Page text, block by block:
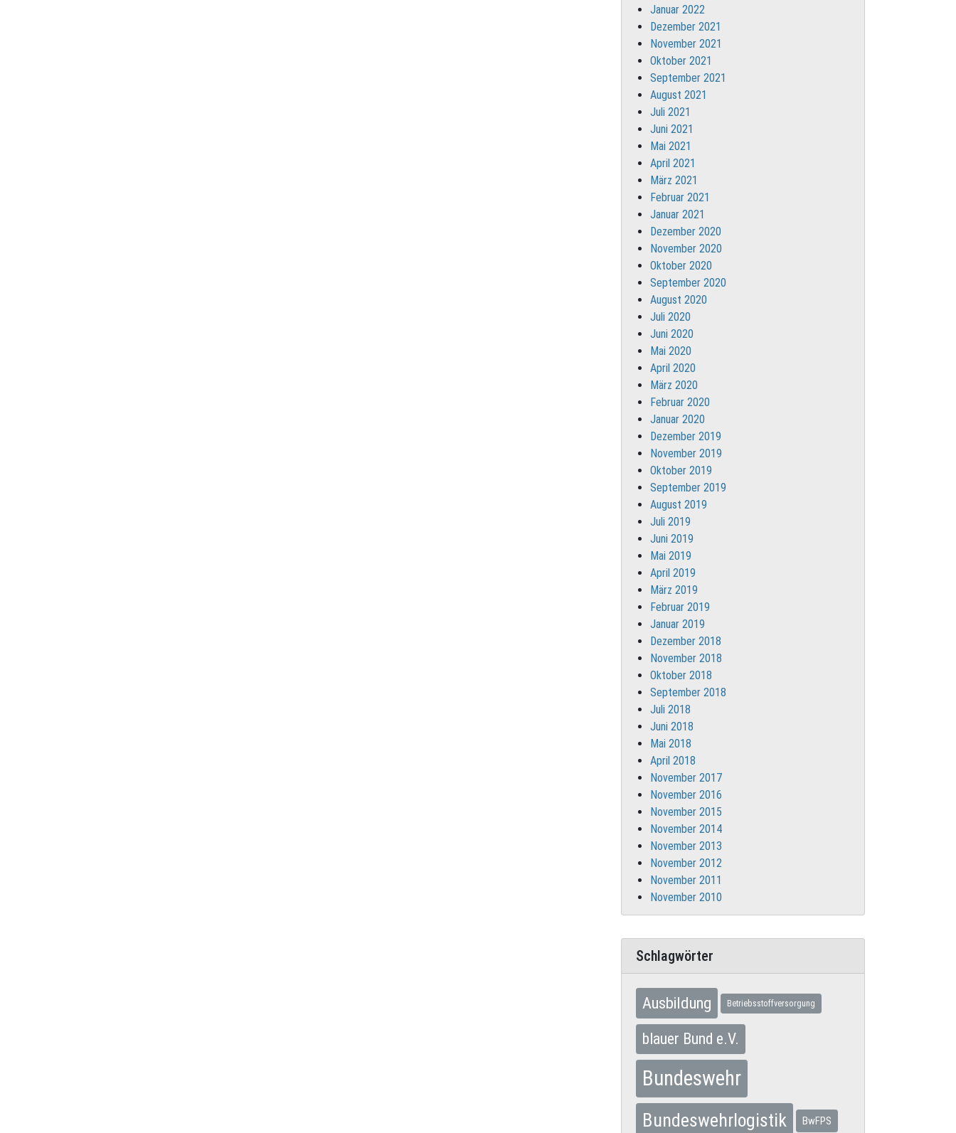
Januar 2022
Dezember 2021
November 2021
Oktober 2021
September 2021
August 2021
Juli 2021
Juni 2021
Mai 2021
April 2021
März 2021
Februar 2021
Januar 2021
Dezember 2020
November 2020
Oktober 2020
September 2020
August 2020
Juli 2020
Juni 2020
Mai 2020
April 2020
März 2020
Februar 2020
Januar 2020
Dezember 2019
November 2019
Oktober 2019
September 2019
August 2019
Juli 2019
Juni 2019
Mai 2019
April 2019
März 2019
Februar 2019
Januar 2019
Dezember 2018
November 2018
Oktober 2018
September 2018
Juli 2018
Juni 2018
Mai 2018
April 2018
November 2017
November 2016
November 2015
November 2014
November 2013
November 2012
November 2011
November 2010
Schlagwörter
Ausbildung Betriebsstoffversorgung
blauer Bund e.V.
Bundeswehr
Bundeswehrlogistik BwFPS